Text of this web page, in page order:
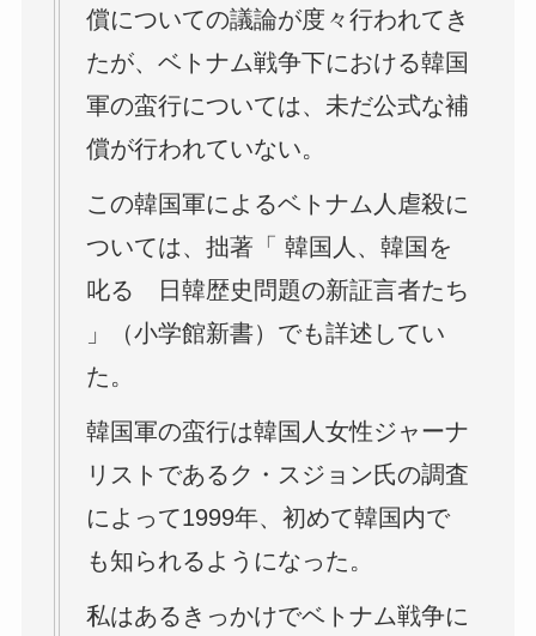
償についての議論が度々行われてき
たが、ベトナム戦争下における韓国
軍の蛮行については、未だ公式な補
償が行われていない。
この韓国軍によるベトナム人虐殺に
ついては、拙著「 韓国人、韓国を
叱る 日韓歴史問題の新証言者たち
」（小学館新書）でも詳述してい
た。
韓国軍の蛮行は韓国人女性ジャーナ
リストであるク・スジョン氏の調査
によって1999年、初めて韓国内で
も知られるようになった。
私はあるきっかけでベトナム戦争に